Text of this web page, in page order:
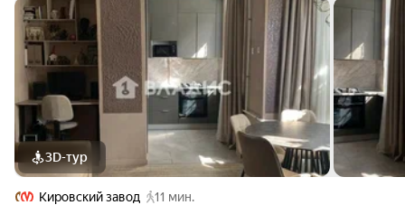
3D-тур
Кировский завод
11 мин.